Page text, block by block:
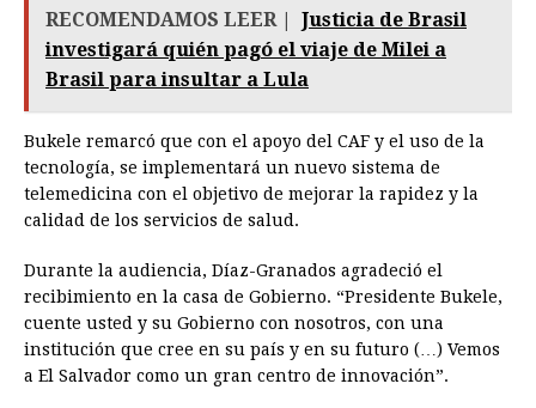
RECOMENDAMOS LEER |
Justicia de Brasil
investigará quién pagó el viaje de Milei a
Brasil para insultar a Lula
Bukele remarcó que con el apoyo del CAF y el uso de la
tecnología, se implementará un nuevo sistema de
telemedicina con el objetivo de mejorar la rapidez y la
calidad de los servicios de salud.
Durante la audiencia, Díaz-Granados agradeció el
recibimiento en la casa de Gobierno. “Presidente Bukele,
cuente usted y su Gobierno con nosotros, con una
institución que cree en su país y en su futuro (…) Vemos
a El Salvador como un gran centro de innovación”.